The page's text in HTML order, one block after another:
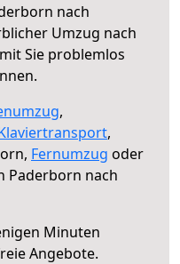
nach
Umzug nach
Sie problemlos
,
,
Fernumzug oder
Paderborn nach
Minuten
Angebote.